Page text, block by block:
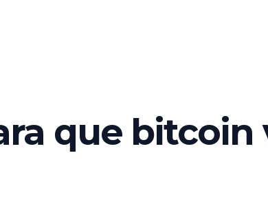
que bitcoin